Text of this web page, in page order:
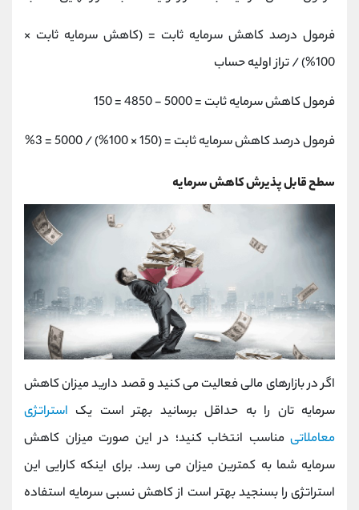
فرمول درصد کاهش سرمایه ثابت = (کاهش سرمایه ثابت ×
100%) / تراز اولیه حساب
فرمول کاهش سرمایه ثابت = 5000 - 4850 = 150
فرمول درصد کاهش سرمایه ثابت = (150 × 100%) / 5000 = 3%
سطح قابل پذیرش کاهش سرمایه
اگر در بازارهای مالی فعالیت می کنید و قصد دارید میزان کاهش
سرمایه تان را به حداقل برسانید بهتر است یک استراتژی
معاملاتی مناسب انتخاب کنید؛ در این صورت میزان کاهش
سرمایه شما به کمترین میزان می رسد. برای اینکه کارایی این
استراتژی را بسنجید بهتر است از کاهش نسبی سرمایه استفاده